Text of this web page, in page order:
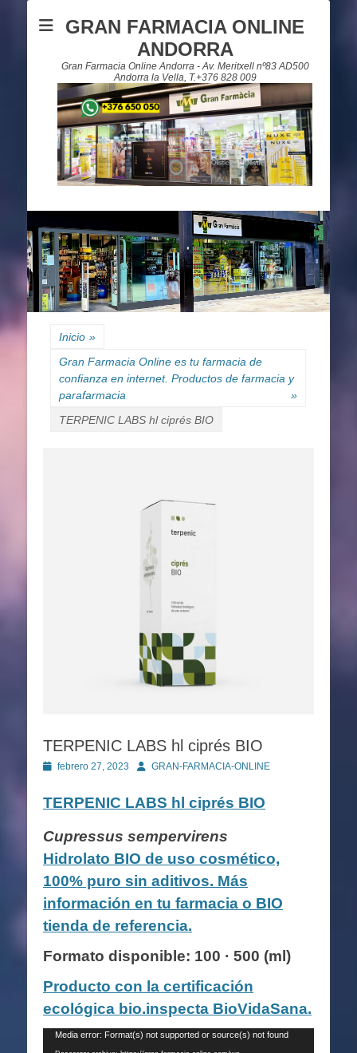
GRAN FARMACIA ONLINE
ANDORRA
Gran Farmacia Online Andorra - Av. Meritxell nº83 AD500
Andorra la Vella, T.+376 828 009
Inicio »
Gran Farmacia Online es tu farmacia de
confianza en internet. Productos de farmacia y
parafarmacia
»
TERPENIC LABS hl ciprés BIO
TERPENIC LABS hl ciprés BIO
Publicado
febrero 27, 2023 AutorGRAN-FARMACIA-ONLINE
TERPENIC LABS hl ciprés BIO
Cupressus sempervirens
Hidrolato BIO de uso cosmético,
100% puro sin aditivos. Más
información en tu farmacia o BIO
tienda de referencia.
Formato disponible: 100 · 500 (ml)
Producto con la certificación
ecológica bio.inspecta BioVidaSana.
Reproductor
Media error: Format(s) not supported or source(s) not found